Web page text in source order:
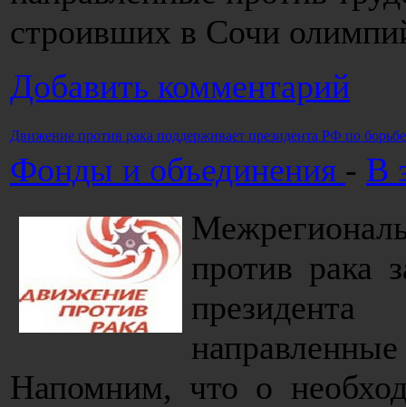
строивших в Сочи
Добавить комментарий
Движение против рака поддерживает президента РФ по
Фонды и объединения - В
против рака
Напомним, что о